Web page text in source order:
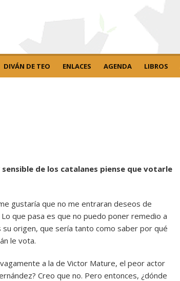
DIVÁN DE TEO ENLACES AGENDA LIBROS
de los catalanes piense que votarle
gustaría que no me entraran deseos de
que pasa es que no puedo poner remedio a
origen, que sería tanto como saber por qué
le vota.
a la de Victor Mature, el peor actor
Creo que no. Pero entonces, ¿dónde